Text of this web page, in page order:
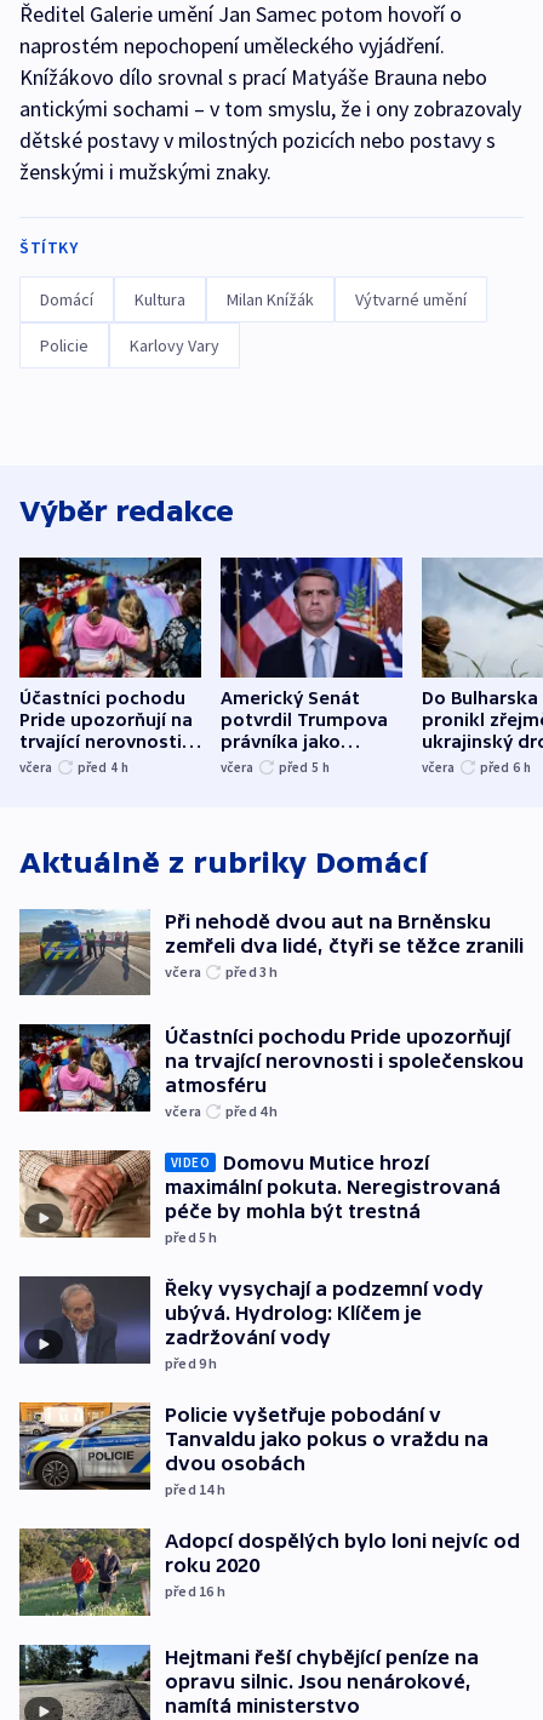
Ředitel Galerie umění Jan Samec potom hovoří o
naprostém nepochopení uměleckého vyjádření.
Knížákovo dílo srovnal s prací Matyáše Brauna nebo
antickými sochami – v tom smyslu, že i ony zobrazovaly
dětské postavy v milostných pozicích nebo postavy s
ženskými i mužskými znaky.
ŠTÍTKY
Domácí Kultura Milan Knížák Výtvarné umění
Policie Karlovy Vary
Výběr redakce
Účastníci pochodu
Pride upozorňují na
trvající nerovnosti i
společenskou
včera před 4 h
Americký Senát
potvrdil Trumpova
právníka jako
ministra
včera před 5 h
Do Bulharska
pronikl
ukrajinský
explodoval
včera před 6 h
Aktuálně z rubriky Domácí
Při nehodě dvou aut na Brněnsku
zemřeli dva lidé, čtyři se těžce zranili
včera před 3h
Účastníci pochodu Pride upozorňují
na trvající nerovnosti i společenskou
atmosféru
včera před 4h
VIDEO
Domovu Mutice hrozí
maximální pokuta. Neregistrovaná
péče by mohla být trestná
před 5h
Řeky vysychají a podzemní vody
ubývá. Hydrolog: Klíčem je
zadržování vody
před 9h
Policie vyšetřuje pobodání v
Tanvaldu jako pokus o vraždu na
dvou osobách
před 14h
Adopcí dospělých bylo loni nejvíc od
roku 2020
před 16 h
Hejtmani řeší chybějící peníze na
opravu silnic. Jsou nenárokové,
namítá ministerstvo